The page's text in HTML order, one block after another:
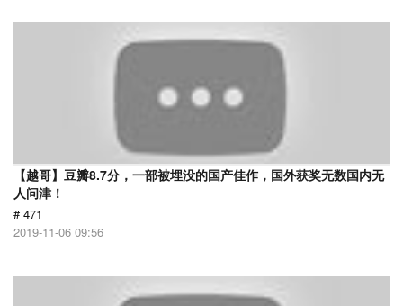
【越哥】豆瓣8.7分，一部被埋没的国产佳作，国外获奖无数国内无
人问津！
# 471
2019-11-06 09:56